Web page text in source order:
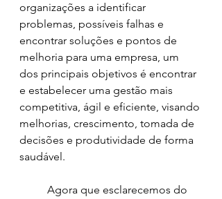
organizações a identificar
problemas, possíveis falhas e
encontrar soluções e pontos de
melhoria para uma empresa, um
dos principais objetivos é encontrar
e estabelecer uma gestão mais
competitiva, ágil e eficiente, visando
melhorias, crescimento, tomada de
decisões e produtividade de forma
saudável.